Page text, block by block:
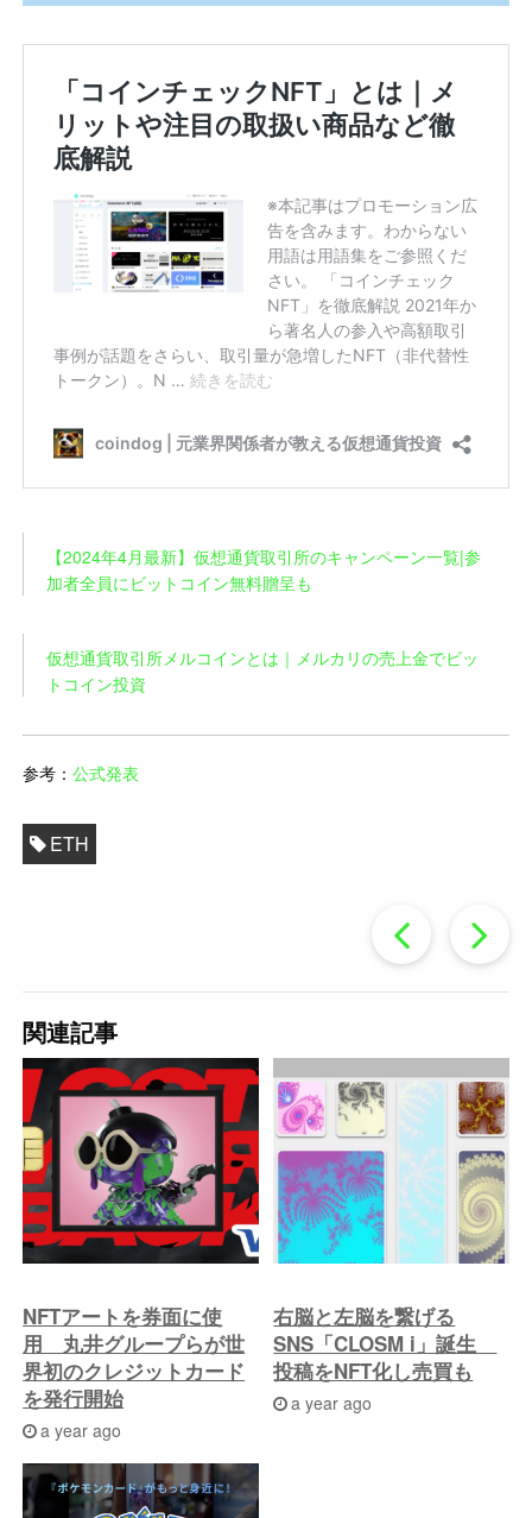
【2024年4月最新】仮想通貨取引所のキャンペーン一覧|参
加者全員にビットコイン無料贈呈も
仮想通貨取引所メルコインとは｜メルカリの売上金でビッ
トコイン投資
参考：公式発表
ETH
過
去
の
投
稿
へ
関連記事
NFTアートを券面に使
用 丸井グループらが世
界初のクレジットカード
を発行開始
a year ago
右脳と左脳を繋げる
SNS「CLOSM i」誕生
投稿をNFT化し売買も
a year ago